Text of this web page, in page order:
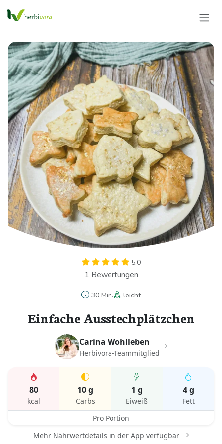
5.0
1 Bewertungen
30 Min. leicht
Einfache Ausstechplätzchen
Carina Wohlleben
Herbivora-Teammitglied
80
kcal
10 g
Carbs
1 g
Eiweiß
4 g
Fett
Pro Portion
Mehr Nährwertdetails in der App verfügbar